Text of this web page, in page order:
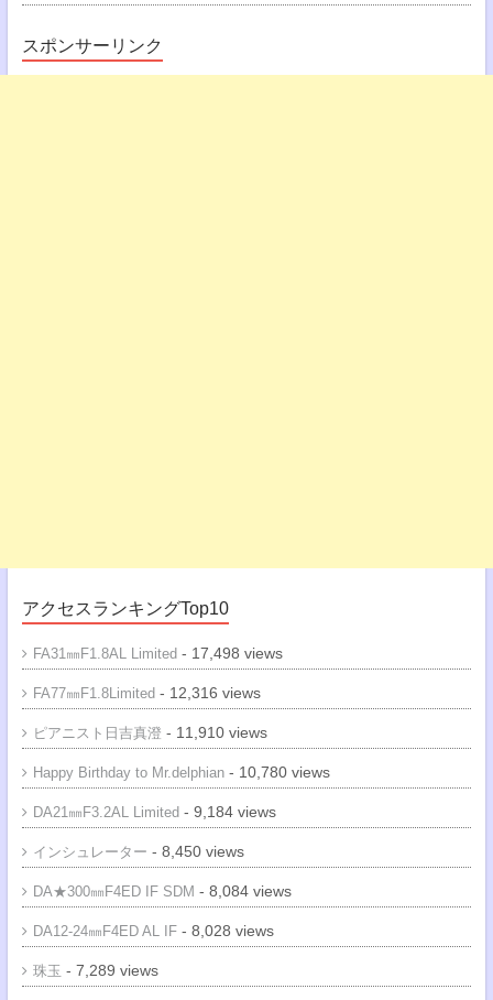
スポンサーリンク
アクセスランキングTop10
FA31㎜F1.8AL Limited- 17,498 views
FA77㎜F1.8Limited- 12,316 views
ピアニスト日吉真澄 - 11,910 views
Happy Birthday to Mr.delphian- 10,780 views
DA21㎜F3.2AL Limited- 9,184 views
インシュレーター - 8,450 views
DA★300㎜F4ED IF SDM - 8,084 views
DA12-24㎜F4ED AL IF- 8,028 views
珠玉 - 7,289 views